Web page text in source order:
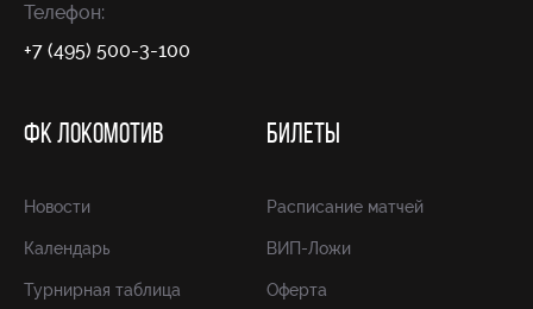
Телефон:
+7 (495) 500-3-100
ФК ЛОКОМОТИВ
Новости
Календарь
Турнирная таблица
БИЛЕТЫ
Расписание матчей
ВИП-Ложи
Оферта